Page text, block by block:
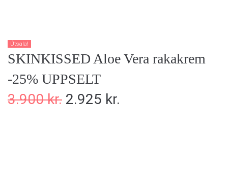
Útsala!
SKINKISSED Aloe Vera rakakrem
-25% UPPSELT
3.900kr. 2.925 kr.